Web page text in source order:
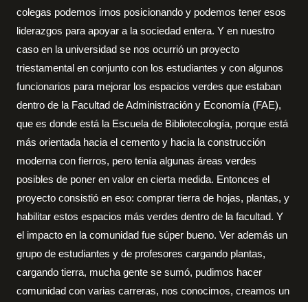
colegas podemos irnos posicionando y podemos tener esos
liderazgos para apoyar a la sociedad entera. Y en nuestro
caso en la universidad se nos ocurrió un proyecto
triestamental en conjunto con los estudiantes y con algunos
funcionarios para mejorar los espacios verdes que estaban
dentro de la Facultad de Administración y Economía (FAE),
que es donde está la Escuela de Bibliotecología, porque está
más orientada hacia el cemento y hacia la construcción
moderna con fierros, pero tenía algunas áreas verdes
posibles de poner en valor en cierta medida. Entonces el
proyecto consistió en eso: comprar tierra de hojas, plantas, y
habilitar estos espacios más verdes dentro de la facultad. Y
el impacto en la comunidad fue súper bueno. Ver además un
grupo de estudiantes y de profesores cargando plantas,
cargando tierra, mucha gente se sumó, pudimos hacer
comunidad con varias carreras, nos conocimos, creamos un